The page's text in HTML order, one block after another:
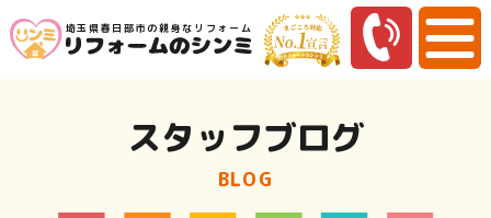
埼玉県春日部市の親身なリフォーム
スタッフブログ
BLOG